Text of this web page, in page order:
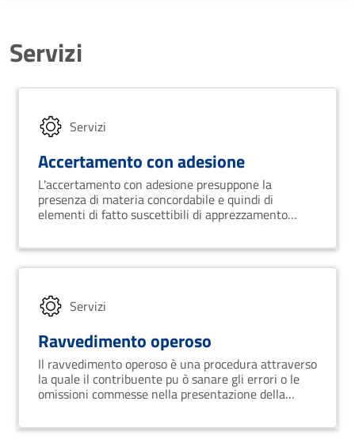
Servizi
Servizi
Accertamento con adesione
L'accertamento con adesione presuppone la
presenza di materia concordabile e quindi di
elementi di fatto suscettibili di apprezzamento
Servizi
Ravvedimento operoso
Il ravvedimento operoso è una procedura attraverso
la quale il contribuente pu ò sanare gli errori o le
omissioni commesse nella presentazione della
ridotta rispetto a quella prevista per il ritardo. In